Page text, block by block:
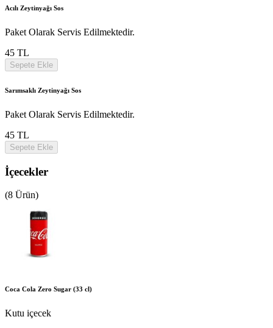
Acılı Zeytinyağı Sos
Paket Olarak Servis Edilmektedir.
45 TL
Sepete Ekle
Sarımsaklı Zeytinyağı Sos
Paket Olarak Servis Edilmektedir.
45 TL
Sepete Ekle
İçecekler
(8 Ürün)
Coca Cola Zero Sugar (33 cl)
Kutu içecek